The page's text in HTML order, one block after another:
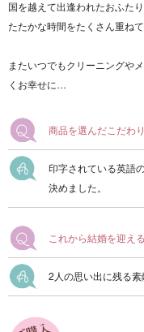
国を越えて出逢われたおふた
たたかな時間をたくさん重ね
またいつでもクリーニングや
くお幸せに…
商品を選んだこだわ
印字されている英語
決めました。
これから結婚を迎え
2人の思い出に残る